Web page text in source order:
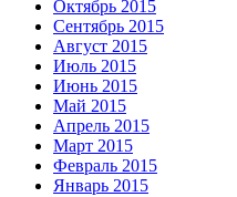
Октябрь 2015
Сентябрь 2015
Август 2015
Июль 2015
Июнь 2015
Май 2015
Апрель 2015
Март 2015
Февраль 2015
Январь 2015